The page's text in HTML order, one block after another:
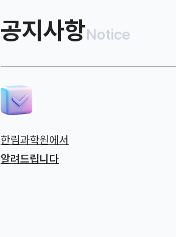
공지사항Notice
한림과학원에서
알려드립니다